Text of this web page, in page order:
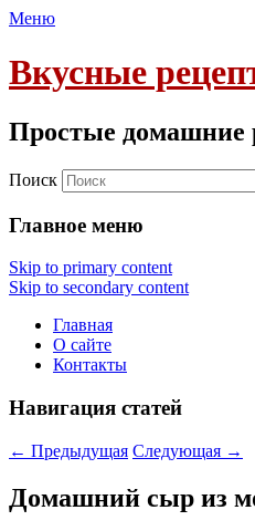
Меню
Вкусные
Простые домашние
Поиск
Главное меню
Skip to primary content
Skip to secondary content
Главная
О сайте
Контакты
Навигация статей
← Предыдущая Следующая →
Домашний сыр из